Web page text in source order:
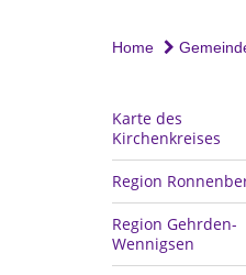
Home
Karte des
Kirchenkreises
Region
Region Gehrden-
Wennigsen